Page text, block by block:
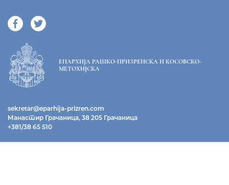
ЕПАРХИЈА РАШКО-ПРИЗРЕНСКА И КОСОВСКО-
МЕТОХИЈСКА
sekretar@eparhija-prizren.com
Манастир Грачаница, 38 205 Грачаница
+381/38 65 510